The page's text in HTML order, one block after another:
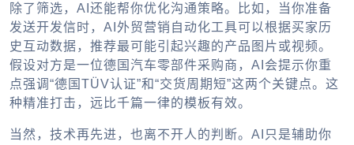
除了筛选，AI还能帮你优化沟通策略。比如，当你准备
发送开发信时，AI外贸营销自动化工具可以根据买家历
史互动数据，推荐最可能引起兴趣的产品图片或视频。
假设对方是一位德国汽车零部件采购商，AI会提示你重
点强调“德国TÜV认证”和“交货周期短”这两个关键点。这
种精准打击，远比千篇一律的模板有效。
当然，技术再先进，也离不开人的判断。AI只是辅助你